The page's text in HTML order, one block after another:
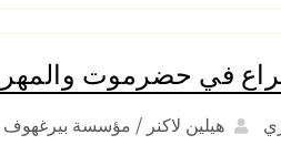
في حضرموت
هيلين لاكنر / مؤسسة بيرغهوف